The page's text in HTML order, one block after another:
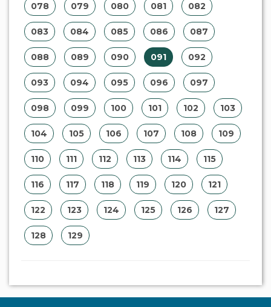
078 079 080 081 082
083 084 085 086 087
088 089 090 091 092
093 094 095 096 097
098 099 100 101 102 103
104 105 106 107 108 109
110 111 112 113 114 115
116 117 118 119 120 121
122 123 124 125 126 127
128 129